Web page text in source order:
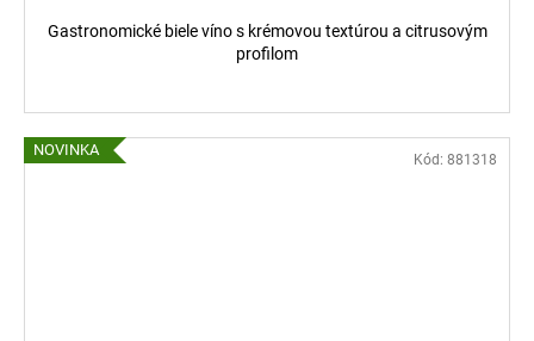
Gastronomické biele víno s krémovou textúrou a citrusovým
profilom
NOVINKA
Kód: 881318